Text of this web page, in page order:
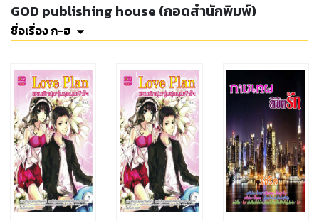
GOD publishing house (กอดสำนักพิมพ์)
ชื่อเรื่อง ก-ฮ